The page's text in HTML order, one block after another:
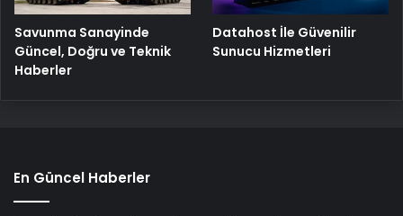
Savunma Sanayinde
Güncel, Doğru ve Teknik
Haberler
Datahost İle Güvenilir
Sunucu Hizmetleri
En Güncel Haberler